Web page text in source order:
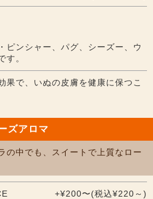
ピンシャー、パグ、シーズー、ウ
す。
果で、いぬの皮膚を健康に保つこ
ズアロマ
の中でも、スイートで上質なロー
+¥200〜(税込¥220～)